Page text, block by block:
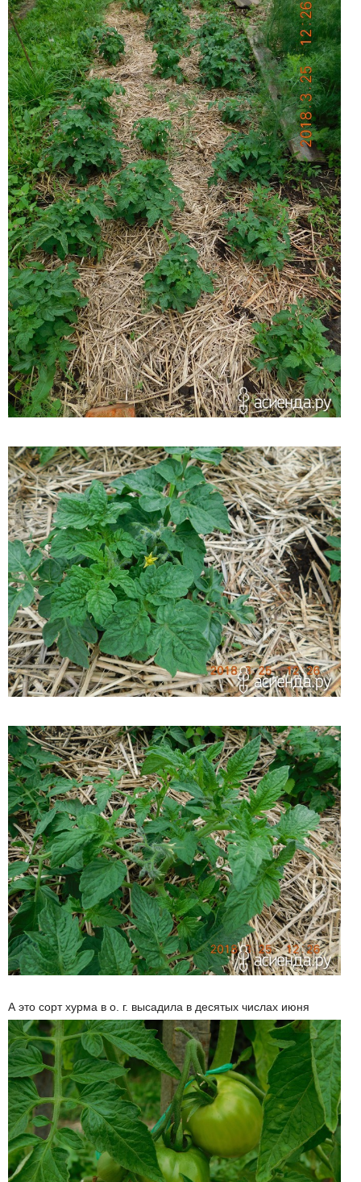
А это сорт хурма в о. г. высадила в десятых числах июня